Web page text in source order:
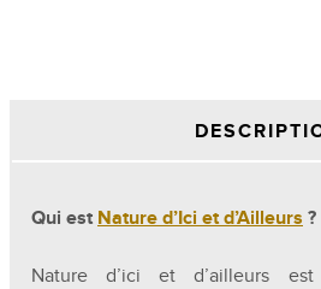
Qui est Nature d’Ici et d’Ailleurs ?
Nature d’ici et d’ailleurs